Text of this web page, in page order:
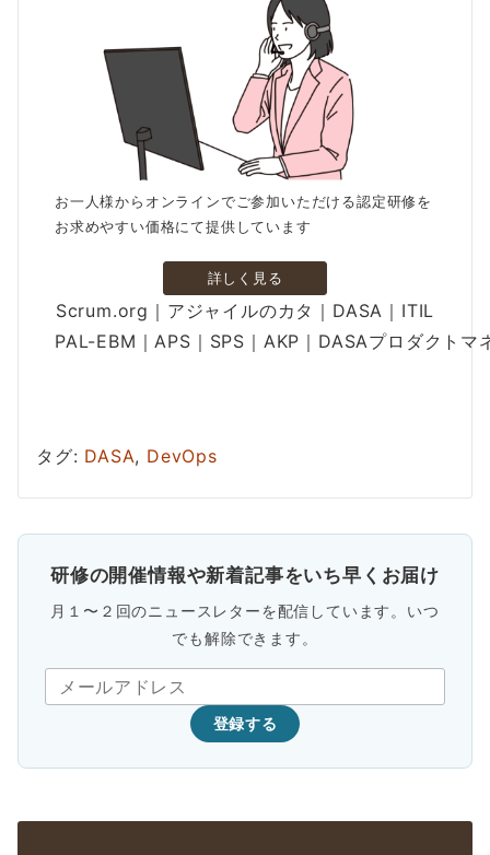
お一人様からオンラインでご参加いただける認定研修を
お求めやすい価格にて提供しています
詳しく見る
Scrum.org｜アジャイルのカタ｜DASA｜ITIL
PAL-EBM｜APS｜SPS｜AKP｜DASAプロダクトマ
タグ: DASA, DevOps
研修の開催情報や新着記事をいち早くお届け
月１〜２回のニュースレターを配信しています。いつ
でも解除できます。
登録する